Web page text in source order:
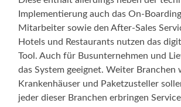
Implementierung auch das On-
Mitarbeiter sowie den After-Sales
Hotels und Restaurants nutzen das
Tool. Auch für Busunternehmen und
das System geeignet. Weiter Branchen
Krankenhäuser und Paketzusteller
jeder dieser Branchen erbringen